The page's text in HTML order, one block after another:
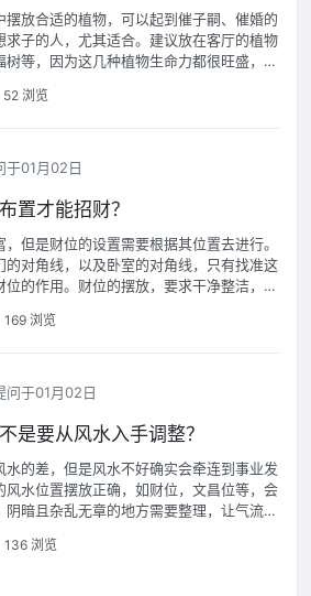
摆放合适的植物，可以起到催子嗣、催婚的
求子的人，尤其适合。建议放在客厅的植物
等，因为这几种植物生命力都很旺盛，寓
52 浏览
于01月02日
置才能招财？
但是财位的设置需要根据其位置去进行。
的对角线，以及卧室的对角线，只有找准这
的作用。财位的摆放，要求干净整洁，不
169 浏览
问于01月02日
是要从风水入手调整？
水的差，但是风水不好确实会牵连到事业发
风水位置摆放正确，如财位，文昌位等，会
暗且杂乱无章的地方需要整理，让气流顺
136 浏览